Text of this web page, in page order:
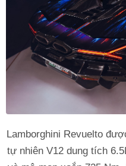
Lamborghini Revuelto
tự nhiên V12 dung tích